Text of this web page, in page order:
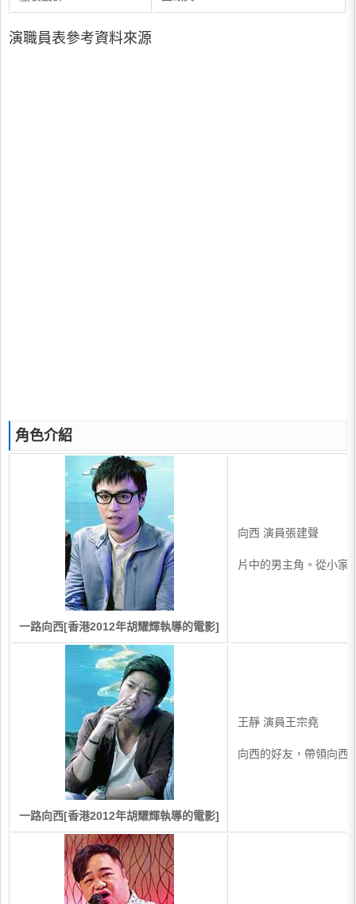
演職員表參考資料來源
角色介紹
一路向西[香港2012年胡耀輝執導的電影]
向西 演員張建聲
片中的男主角。從小家
一路向西[香港2012年胡耀輝執導的電影]
王靜 演員王宗堯
向西的好友，帶領向西